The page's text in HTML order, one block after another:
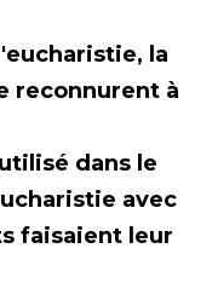
la
reconnurent à
dans le
avec
faisaient leur